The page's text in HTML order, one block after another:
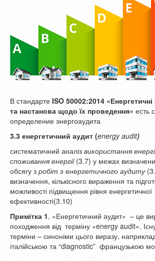
В стандарте ISO 50002:2014
та настанова щодо їх проведення» есть
определение энергоаудита
3.3 енергетичний аудит (energy audit)
систематичний аналіз використання
споживання енергії(3.7) у межах
обсягу з робіт з енергетичного аудиту
визначення, кількісного вираження та
можливості підвищення рівня енергетичної
ефективності(3.10)
Примітка 1. «Енергетичний аудит» – це
походження від терміну «energy audit».
терміни – синоніми цього виразу,
італійською та “diagnostic” французькою